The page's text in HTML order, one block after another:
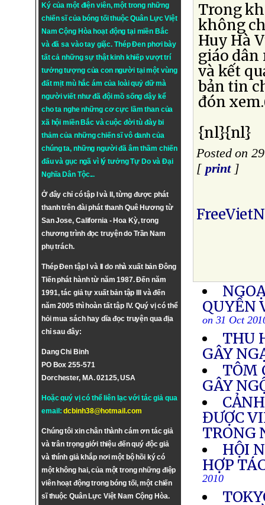
Ký của một điện viên, một trong những
chiến sĩ của bóng tối thuộc Quân Lực Việt
Nam Cộng Hòa hoạt động tại miền Bắc
và đã sa vào tay giặc. Thép Đen phơi bày
tất cả những sự thật kinh khiếp vượt trí
tưởng tượng của con người tại một vùng
đất mịt mù hắc ám của loài quỷ dữ mà
người viết như đã đội mồ sống dậy kể
cho ta nghe những cơ cực lầm than của
xã hội miền Bắc và cuộc đời tù đày bi
thảm của những chiến sĩ vô danh của
chúng ta, những người đã âm thầm chiến
đấu và gục ngã vì lý tưởngTự DovàĐại
Nghĩa Dân Tộc...
Ở đây chỉ có tập I và II, từng được phát
thanh trên đài phát thanh Quê Hương từ
San Jose, California - Hoa Kỳ, trong
chương trình đọc truyện do Trần Nam
phụ trách.
Thép Đen tập I và II do nhà xuất bản Đông
Tiến phát hành từ năm 1987. Đến năm
1991, tác giả tự xuất bản tập III và đến
năm 2005 thì hoàn tất tập IV. Quý vị có thể
hỏi mua sách hay dĩa đọc truyện qua địa
chỉ sau đây:
Dang Chi Binh
PO Box 255-571
Dorchester, MA. 02125, USA
Hoặc quý vị có thể liên lạc với tác giả qua
email:dcbinh38@hotmail.com
Chúng tôi xin chân thành cám ơn tác giả
và trân trọng giới thiệu đến quý độc giả
và thính giả khắp nơi một bộ hồi ký có
một không hai, của một trong những điệp
viên hoạt động trong bóng tối, một chiến
sĩ thuộc Quân Lực Việt Nam Cộng Hòa.
Trong
không
Huy Hà
giáo dân
và kết
bản tin
đón
{nl}{nl}
Posted on
[ print]
QUYỀN
on 31 Oct
THU
GÂY
TÔM
GÂY
ĐƯỢC
TRONG
HỘI
HỢP
2010